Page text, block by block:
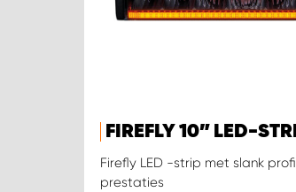
FIREFLY 10” LED-
Firefly LED -strip met slank
prestaties